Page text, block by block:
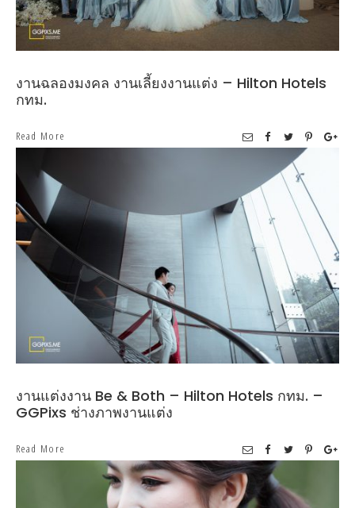
งานฉลองมงคล งานเลี้ยงงานแต่ง – Hilton Hotels
กทม.
Read More
งานแต่งงาน Be & Both – Hilton Hotels กทม. –
GGPixs ช่างภาพงานแต่ง
Read More